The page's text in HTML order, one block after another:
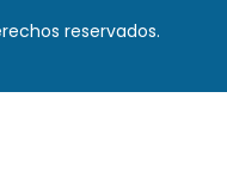
reservados.